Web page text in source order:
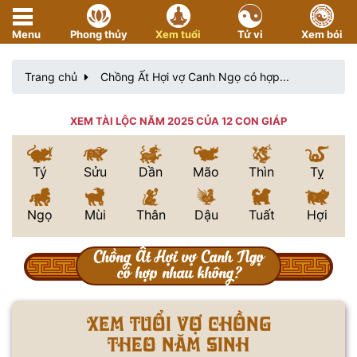
Menu Phong thủy Xem tuổi Tử vi Xem bói
Trang chủ Chồng Ất Hợi vợ Canh Ngọ có hợp...
XEM TÀI LỘC NĂM 2025 CỦA 12 CON GIÁP
Tý Sửu Dần Mão Thìn Tỵ
Ngọ Mùi Thân Dậu Tuất Hợi
Chồng Ất Hợi vợ Canh Ngọ
có hợp nhau không?
Xem tuổi vợ chồng
theo năm sinh